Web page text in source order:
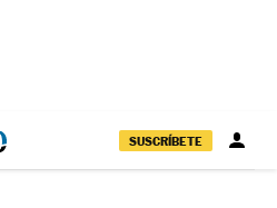
SUSCRÍBETE